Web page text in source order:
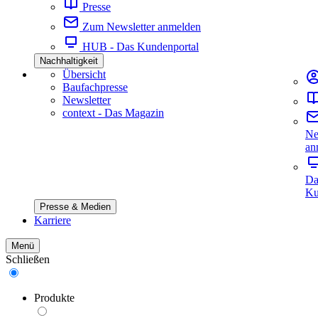
Presse
Zum Newsletter anmelden
HUB - Das Kundenportal
Nachhaltigkeit
Übersicht
Baufachpresse
Newsletter
context - Das Magazin
Presse & Medien
Karriere
Menü
Schließen
Produkte